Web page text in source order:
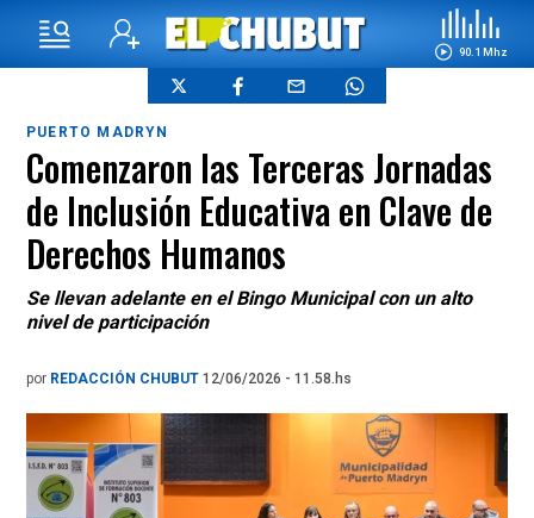
90.1 Mhz
PUERTO MADRYN
Comenzaron las Terceras Jornadas
de Inclusión Educativa en Clave de
Derechos Humanos
Se llevan adelante en el Bingo Municipal con un alto
nivel de participación
por REDACCIÓN CHUBUT 12/06/2026 - 11.58.hs